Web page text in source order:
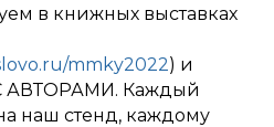
в книжных выставках
mmky2022) и
АВТОРАМИ. Каждый
наш стенд, каждому